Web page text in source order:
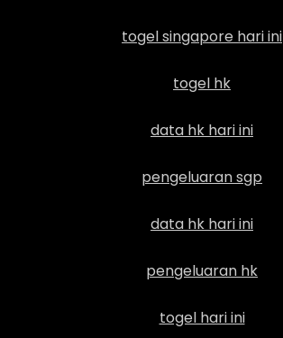
togel singapore hari ini
togel hk
data hk hari ini
pengeluaran sgp
data hk hari ini
pengeluaran hk
togel hari ini